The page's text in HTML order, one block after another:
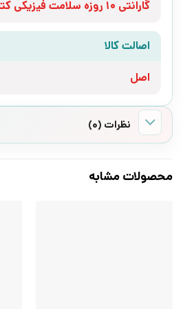
گارانتی 10 روزه سلامت فیزیکی کتاب
اصالت کالا
اصل
نظرات (0)
محصولات مشابه